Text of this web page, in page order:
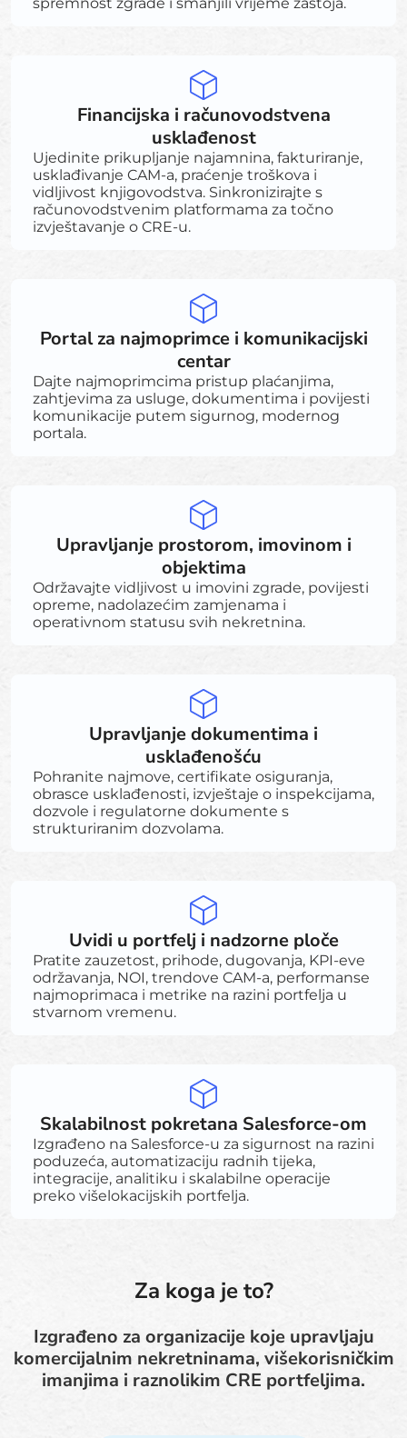
Financijska i računovodstvena
usklađenost
Ujedinite prikupljanje najamnina, fakturiranje,
usklađivanje CAM-a, praćenje troškova i
vidljivost knjigovodstva. Sinkronizirajte s
računovodstvenim platformama za točno
izvještavanje o CRE-u.
Portal za najmoprimce i komunikacijski
centar
Dajte najmoprimcima pristup plaćanjima,
zahtjevima za usluge, dokumentima i povijesti
komunikacije putem sigurnog, modernog
portala.
Upravljanje prostorom, imovinom i
objektima
Održavajte vidljivost u imovini zgrade, povijesti
opreme, nadolazećim zamjenama i
operativnom statusu svih nekretnina.
Upravljanje dokumentima i
usklađenošću
Pohranite najmove, certifikate osiguranja,
obrasce usklađenosti, izvještaje o inspekcijama,
dozvole i regulatorne dokumente s
strukturiranim dozvolama.
Uvidi u portfelj i nadzorne ploče
Pratite zauzetost, prihode, dugovanja, KPI-eve
održavanja, NOI, trendove CAM-a, performanse
najmoprimaca i metrike na razini portfelja u
stvarnom vremenu.
Skalabilnost pokretana Salesforce-om
Izgrađeno na Salesforce-u za sigurnost na razini
poduzeća, automatizaciju radnih tijeka,
integracije, analitiku i skalabilne operacije
preko višelokacijskih portfelja.
Za koga je to?
Izgrađeno za organizacije koje upravljaju
komercijalnim nekretninama, višekorisničkim
imanjima i raznolikim CRE portfeljima.